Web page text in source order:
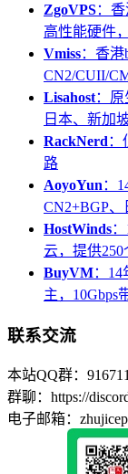
ZgoVPS：
高性能硬件
Vmiss：香
CN2/CUII/
Lisahost：
日本、新加
RackNerd ：
路
AoyoYun ：
CN2+BGP
HostWinds
云，提供
BuyVM：
主，10Gbps
联系交流
本站QQ群：
群聊：https://
电子邮箱：